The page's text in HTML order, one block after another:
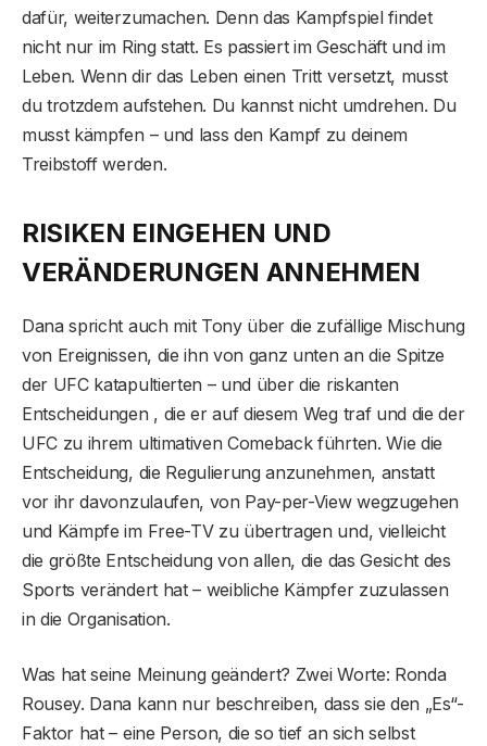
dafür, weiterzumachen. Denn das Kampfspiel findet
nicht nur im Ring statt. Es passiert im Geschäft und im
Leben. Wenn dir das Leben einen Tritt versetzt, musst
du trotzdem aufstehen. Du kannst nicht umdrehen. Du
musst kämpfen – und lass den Kampf zu deinem
Treibstoff werden.
RISIKEN EINGEHEN UND
VERÄNDERUNGEN ANNEHMEN
Dana spricht auch mit Tony über die zufällige Mischung
von Ereignissen, die ihn von ganz unten an die Spitze
der UFC katapultierten – und über die riskanten
Entscheidungen , die er auf diesem Weg traf und die der
UFC zu ihrem ultimativen Comeback führten. Wie die
Entscheidung, die Regulierung anzunehmen, anstatt
vor ihr davonzulaufen, von Pay-per-View wegzugehen
und Kämpfe im Free-TV zu übertragen und, vielleicht
die größte Entscheidung von allen, die das Gesicht des
Sports verändert hat – weibliche Kämpfer zuzulassen
in die Organisation.
Was hat seine Meinung geändert? Zwei Worte: Ronda
Rousey. Dana kann nur beschreiben, dass sie den „Es“-
Faktor hat – eine Person, die so tief an sich selbst